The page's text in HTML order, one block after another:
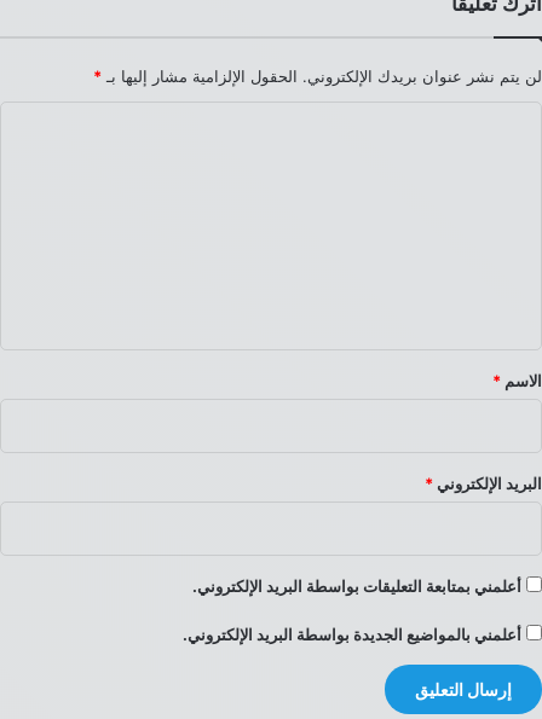
لن يتم نشر عنوان بريدك الإلكتروني. الحقول الإلزامية مشار إليها بـ *
*
الاسم *
البريد الإلكتروني *
أعلمني بمتابعة التعليقات بواسطة البريد الإلكتروني.
أعلمني بالمواضيع الجديدة بواسطة البريد الإلكتروني.